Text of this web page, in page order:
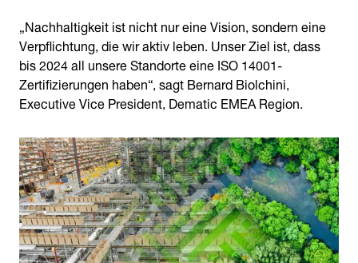
„Nachhaltigkeit ist nicht nur eine Vision, sondern eine
Verpflichtung, die wir aktiv leben. Unser Ziel ist, dass
bis 2024 all unsere Standorte eine ISO 14001-
Zertifizierungen haben“, sagt Bernard Biolchini,
Executive Vice President, Dematic EMEA Region.